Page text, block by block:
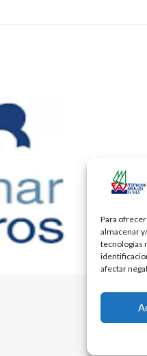
Para
almacenar
tecnologías
afectar